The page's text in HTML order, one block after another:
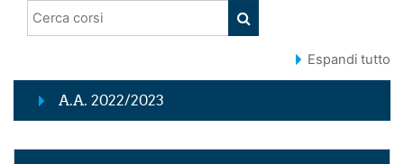
Cerca corsi
CERCA CORSI
Espandi tutto
A.A. 2022/2023